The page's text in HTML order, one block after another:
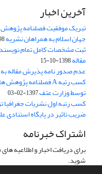
آخرین اخبار
تبریک موفقیت فصلنامه
جهان اسلام به همراهان نشریه15
ثبت مشخصات کامل تمام
مقاله1398-10-15
عدم صدور نامه پذیرش مقاله
توسط وزارت عتف1397-02-03
کسب رتبه اول نشریات
ضریب تاثیر در پایگاه استنادی
اشتراک خبرنامه
برای دریافت اخبار و اطلاعیه
شوید.